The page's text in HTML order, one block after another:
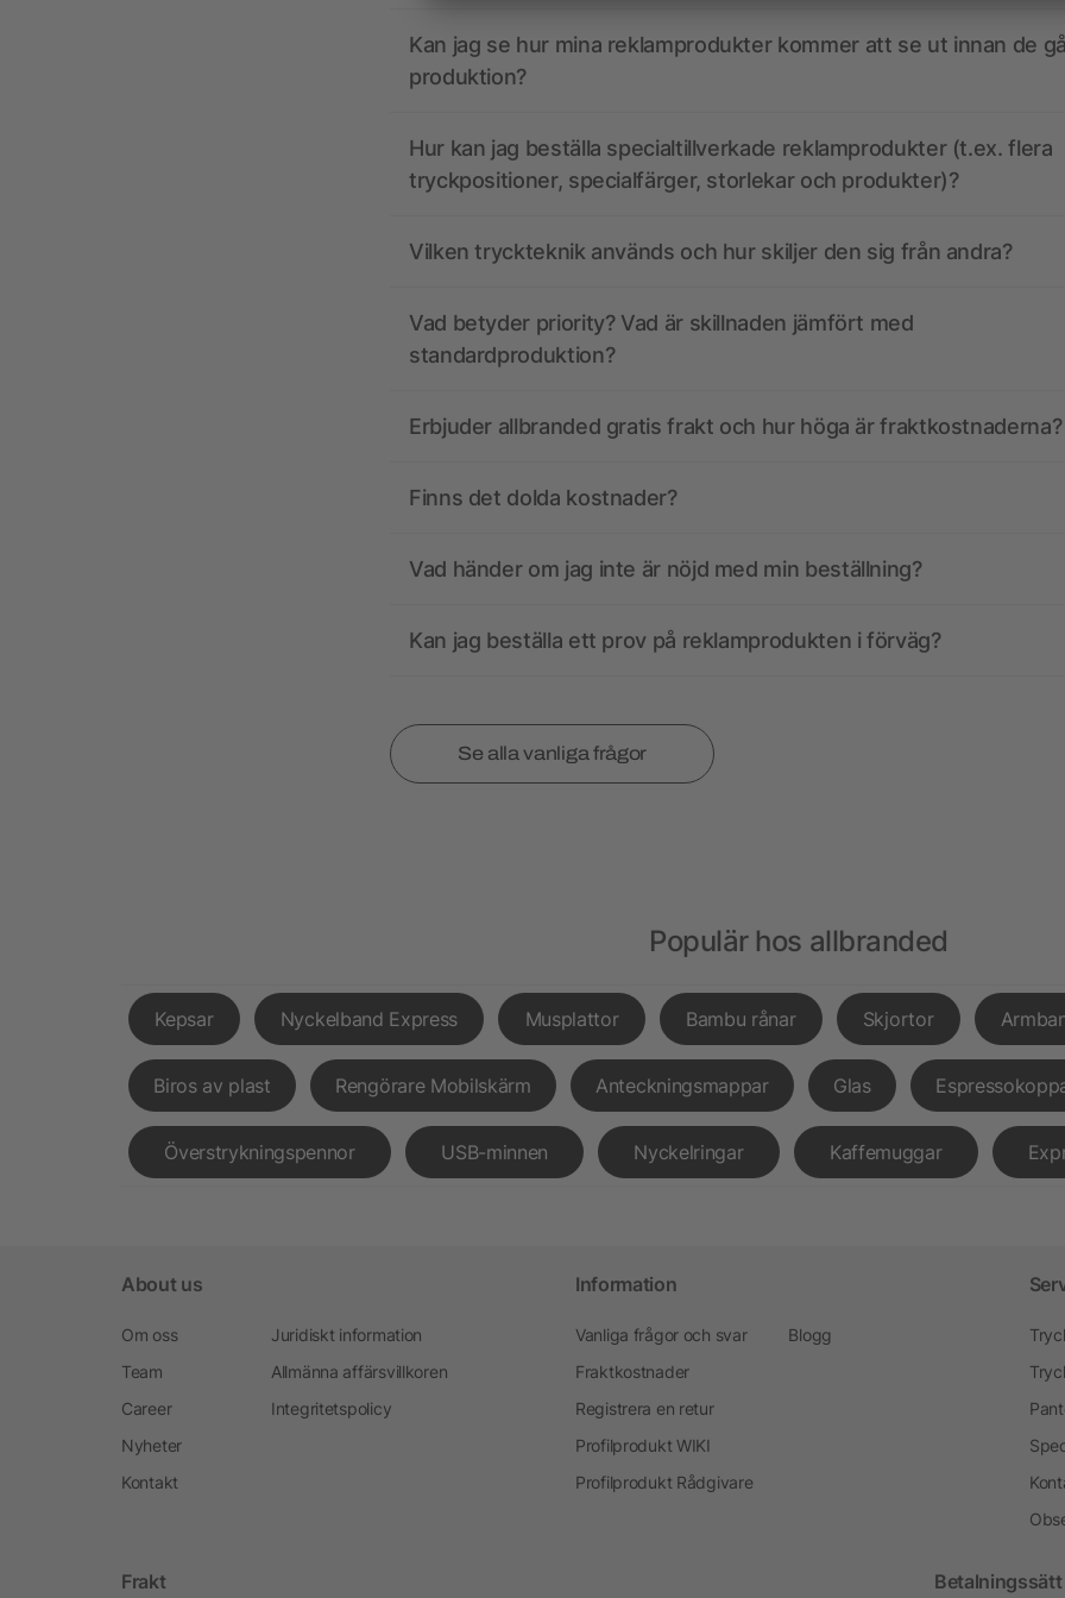
Kan jag se hur mina reklamprodukter kommer att se ut innan de
produktion?
Hur kan jag beställa specialtillverkade reklamprodukter (t.ex. flera
tryckpositioner, specialfärger, storlekar och produkter)?
Vilken tryckteknik används och hur skiljer den sig från andra?
Vad betyder priority? Vad är skillnaden jämfört med
standardproduktion?
Erbjuder allbranded gratis frakt och hur höga är fraktkostnaderna?
Finns det dolda kostnader?
Vad händer om jag inte är nöjd med min beställning?
Kan jag beställa ett prov på reklamprodukten i förväg?
Se alla vanliga frågor
Populär hos allbranded
Kepsar Nyckelband Express Musplattor Bambu rånar Skjortor
Biros av plast Rengörare Mobilskärm Anteckningsmappar Glas
Överstrykningspennor USB-minnen Nyckelringar Kaffemuggar
About us
Om oss
Team
Career
Nyheter
Kontakt
Juridiskt information
Allmänna affärsvillkoren
Integritetspolicy
Information
Vanliga frågor och svar
Fraktkostnader
Registrera en retur
Profilprodukt WIKI
Profilprodukt Rådgivare
Blogg
Frakt Betalningssätt